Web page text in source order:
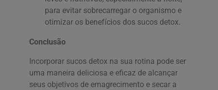
para evitar sobrecarregar o organismo e
otimizar os benefícios dos sucos detox.
Conclusão
Incorporar sucos detox na sua rotina pode ser
uma maneira deliciosa e eficaz de alcançar
seus objetivos de emagrecimento e secar a